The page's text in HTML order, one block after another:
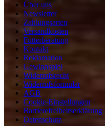
Über uns
Newsletter
Zahlungsarten
Versandkosten
Futterberatung
Kontakt
Reklamation
Gewinnspiel
Widerrufsrecht
Widerrufsformular
AGB
Cookie-Einstellungen
Barrierefreiheitserklärung
Datenschutz